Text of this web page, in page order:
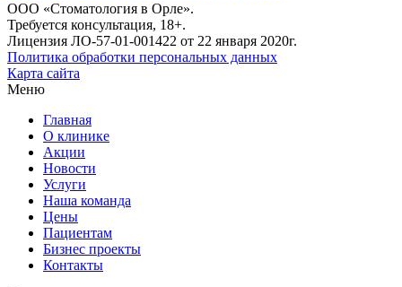
ООО «Стоматология в Орле».
Требуется консультация, 18+.
Лицензия ЛО-57-01-001422 от 22 января 2020г.
Политика обработки персональных данных
Карта сайта
Меню
Главная
О клинике
Акции
Новости
Услуги
Наша команда
Цены
Пациентам
Бизнес проекты
Контакты